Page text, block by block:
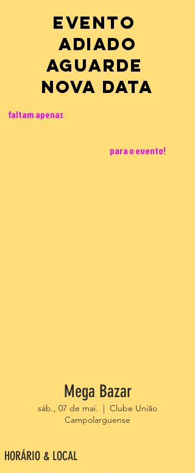
evento
adiado
aguarde
nova data
faltam apenas
para o evento!
Mega Bazar
sáb., 07 de mai.
  |
Clube União
Campolarguense
HORÁRIO & LOCAL